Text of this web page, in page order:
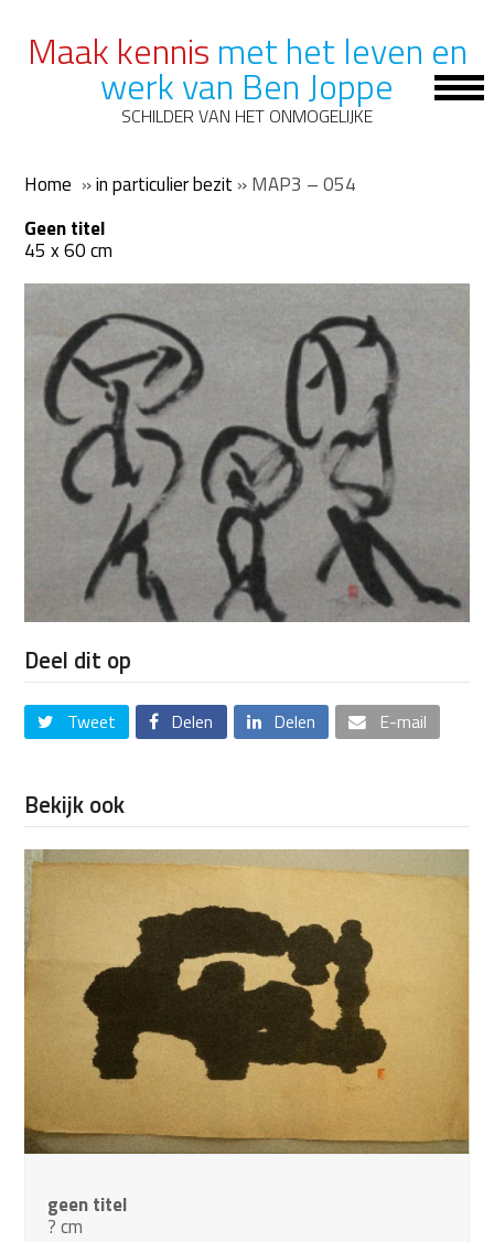
Maak kennis met het leven en
werk van Ben Joppe
SCHILDER VAN HET ONMOGELIJKE
Home »in particulier bezit »MAP3 – 054
Geen titel
45 x 60 cm
Deel dit op
Tweet Delen Delen E-mail
Bekijk ook
geen titel
? cm